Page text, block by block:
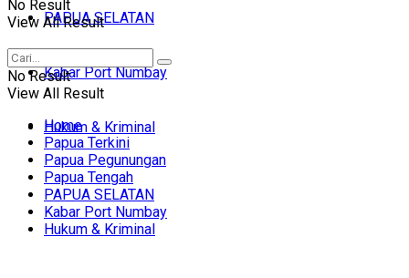
PAPUA SELATAN
Kabar Port Numbay
Hukum & Kriminal
No Result
View All Result
No Result
View All Result
Home
Papua Terkini
Papua Pegunungan
Papua Tengah
PAPUA SELATAN
Kabar Port Numbay
Hukum & Kriminal